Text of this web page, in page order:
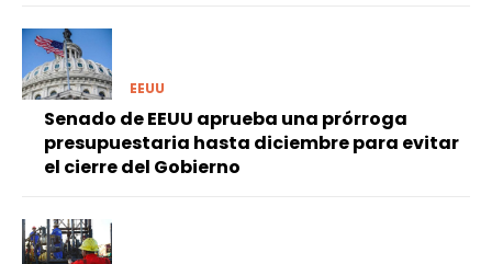
EEUU
Senado de EEUU aprueba una prórroga
presupuestaria hasta diciembre para evitar
el cierre del Gobierno